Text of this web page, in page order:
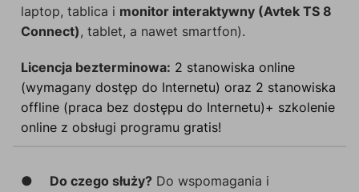
laptop, tablica i monitor interaktywny (Avtek TS 8
Connect), tablet, a nawet smartfon).
Licencja bezterminowa: 2 stanowiska online
(wymagany dostęp do Internetu) oraz 2 stanowiska
offline (praca bez dostępu do Internetu)+ szkolenie
online z obsługi programu gratis!
● Do czego służy? Do wspomagania i